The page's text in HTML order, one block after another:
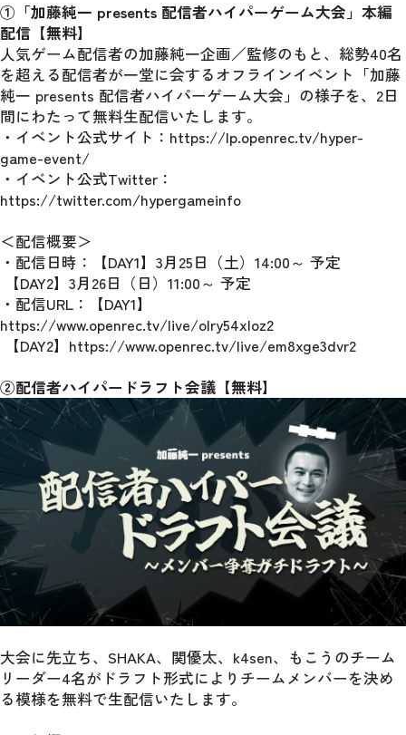
①「加藤純一 presents 配信者ハイパーゲーム大会」本編
配信【無料】
人気ゲーム配信者の加藤純一企画／監修のもと、総勢40名
を超える配信者が一堂に会するオフラインイベント「加藤
純一 presents 配信者ハイパーゲーム大会」の様子を、2日
間にわたって無料生配信いたします。
・イベント公式サイト：https://lp.openrec.tv/hyper-
game-event/
・イベント公式Twitter：
https://twitter.com/hypergameinfo
＜配信概要＞
・配信日時：【DAY1】3月25日（土）14:00～ 予定
【DAY2】3月26日（日）11:00～ 予定
・配信URL：【DAY1】
https://www.openrec.tv/live/olry54xloz2
【DAY2】https://www.openrec.tv/live/em8xge3dvr2
②配信者ハイパードラフト会議【無料】
大会に先立ち、SHAKA、関優太、k4sen、もこうのチーム
リーダー4名がドラフト形式によりチームメンバーを決め
る模様を無料で生配信いたします。